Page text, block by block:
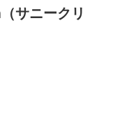
サニークリ